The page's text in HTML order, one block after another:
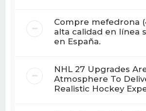
Compre mefedrona
alta calidad en línea
en España.
NHL 27 Upgrades
Atmosphere To
Realistic Hockey